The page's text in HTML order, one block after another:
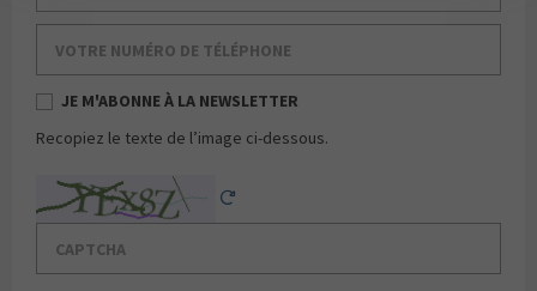
JE M'ABONNE À LA NEWSLETTER
Recopiez le texte de l’image ci-dessous.
Captcha